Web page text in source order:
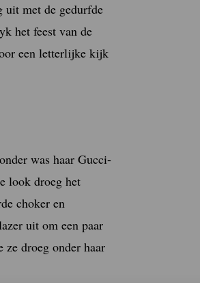
uit met de gedurfde
het feest van de
een letterlijke kijk
was haar Gucci-
look droeg het
choker en
uit om een paar
droeg onder haar